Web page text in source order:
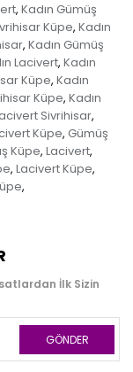
, Kadın Gümüş
Küpe, Kadın
, Kadın Gümüş
Lacivert, Kadın
Küpe, Kadın
Küpe, Kadın
Sivrihisar,
Küpe, Gümüş
Küpe, Lacivert,
, Lacivert Küpe,
,
İlk Sizin
GÖNDER